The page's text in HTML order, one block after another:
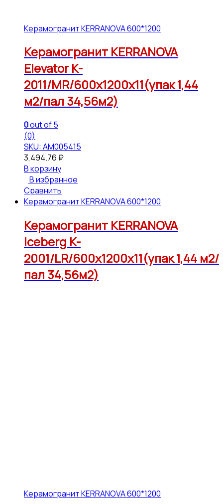
Керамогранит KERRANOVA 600*1200
Керамогранит KERRANOVA
Elevator K-
2011/MR/600x1200x11(упак 1,44
м2/пал 34,56м2)
0out of 5
(0)
SKU: АМ005415
3,494.76 ₽
В корзину
В избранное
Сравнить
Керамогранит KERRANOVA 600*1200
Керамогранит KERRANOVA
Iceberg K-
2001/LR/600x1200x11(упак 1,44 м2/
пал 34,56м2)
Керамогранит KERRANOVA 600*1200